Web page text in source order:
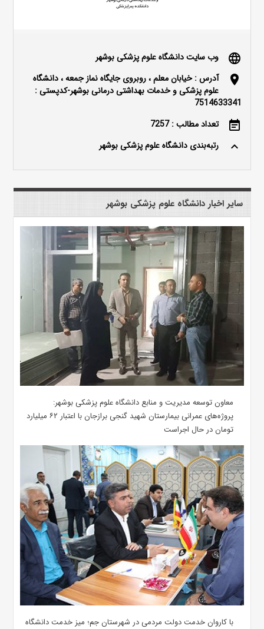
language وب سایت دانشگاه علوم پزشکی بوشهر
location_on
آدرس : خیابان معلم ، روبروی جایگاه نماز جمعه ، دانشگاه
علوم پزشکی و خدمات بهداشتی درمانی بوشهر-کدپستی :
7514633341
event_note تعداد مطالب : 7257
keyboard_arrow_up رتبه‌بندی دانشگاه علوم پزشکی بوشهر
سایر اخبار دانشگاه علوم پزشکی بوشهر
معاون توسعه مدیریت و منابع دانشگاه علوم پزشکی بوشهر:
پروژه‌های عمرانی بیمارستان شهید گنجی برازجان با اعتبار ۶۲ میلیارد
تومان در حال اجراست
با کاروان خدمت دولت مردمی در شهرستان جم؛ میز خدمت دانشگاه